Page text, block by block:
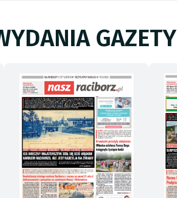
GAZETY